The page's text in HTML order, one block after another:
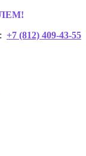
+7 (812) 409-43-55